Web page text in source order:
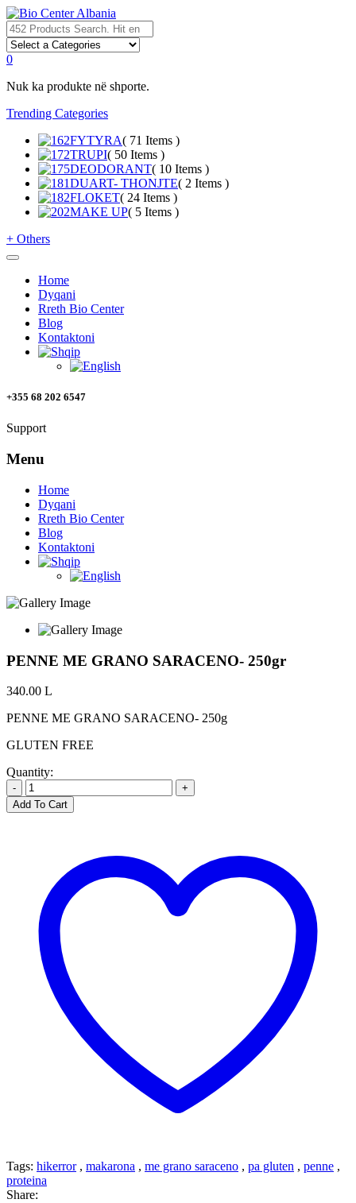
0
Nuk ka produkte në shporte.
Trending Categories
FYTYRA( 71 Items )
TRUPI( 50 Items )
DEODORANT( 10 Items )
DUART- THONJTE( 2 Items )
FLOKET( 24 Items )
MAKE UP( 5 Items )
+ Others
Home
Dyqani
Rreth Bio Center
Blog
Kontaktoni
+355 68 202 6547
Support
Menu
Home
Dyqani
Rreth Bio Center
Blog
Kontaktoni
PENNE ME GRANO SARACENO- 250gr
340.00 L
PENNE ME GRANO SARACENO- 250g
GLUTEN FREE
Quantity:
-
+
Add To Cart
Tags: hikerror, makarona , me grano saraceno , pa gluten , penne ,
proteina
Share: